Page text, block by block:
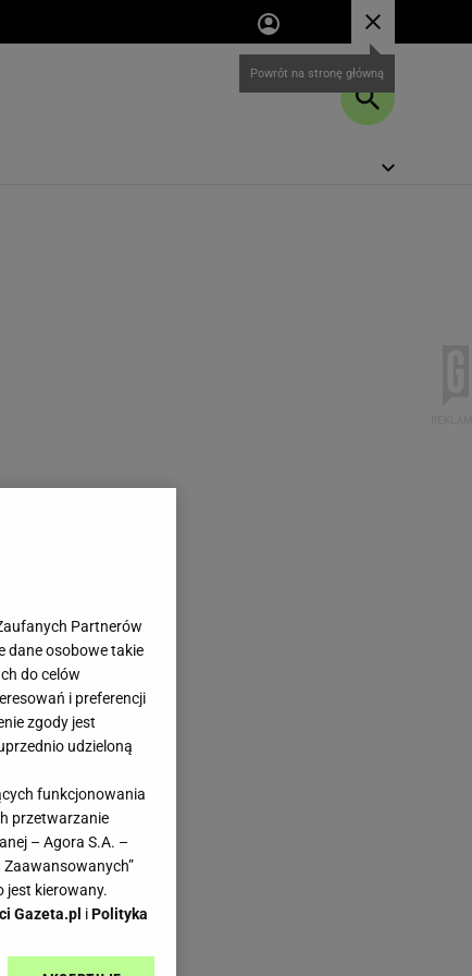
Partnerów
dane osobowe takie
do celów
i preferencji
zgody jest
udzieloną
funkcjonowania
przetwarzanie
– Agora S.A. –
Zaawansowanych”
jest kierowany.
Gazeta.pl iPolityka